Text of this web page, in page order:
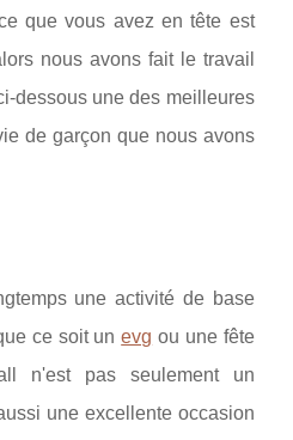
que vous avez en tête est
nous avons fait le travail
dessous une des meilleures
de garçon que nous avons
une activité de base
ce soit unevg ou une fête
n'est pas seulement un
une excellente occasion